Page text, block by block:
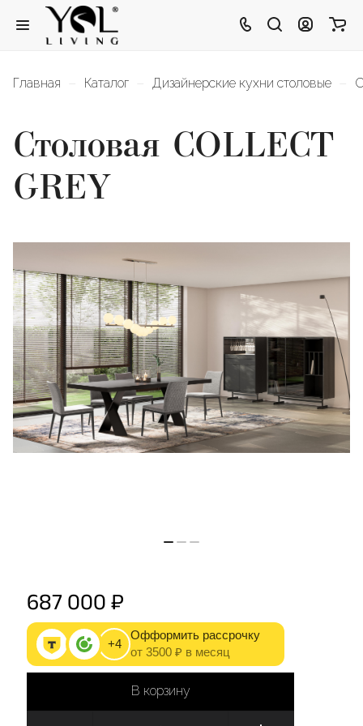
Главная Каталог Дизайнерские кухни столовые
Столовая COLLECT
GREY
687 000 ₽
+4
Офформить рассрочку
от 3500 ₽ в месяц
В корзину